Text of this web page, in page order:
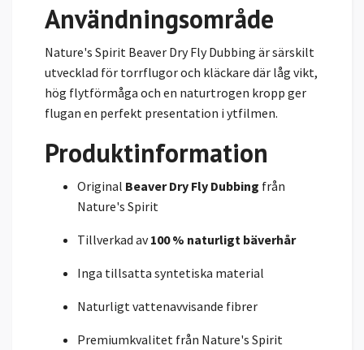
Användningsområde
Nature's Spirit Beaver Dry Fly Dubbing är särskilt
utvecklad för torrflugor och kläckare där låg vikt,
hög flytförmåga och en naturtrogen kropp ger
flugan en perfekt presentation i ytfilmen.
Produktinformation
Original Beaver Dry Fly Dubbing från
Nature's Spirit
Tillverkad av100 % naturligt bäverhår
Inga tillsatta syntetiska material
Naturligt vattenavvisande fibrer
Premiumkvalitet från Nature's Spirit